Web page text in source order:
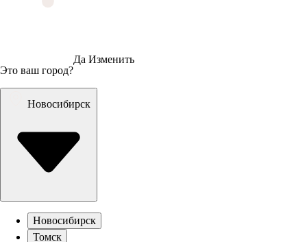
Это ваш город?
Да Изменить
Новосибирск
Новосибирск
Томск